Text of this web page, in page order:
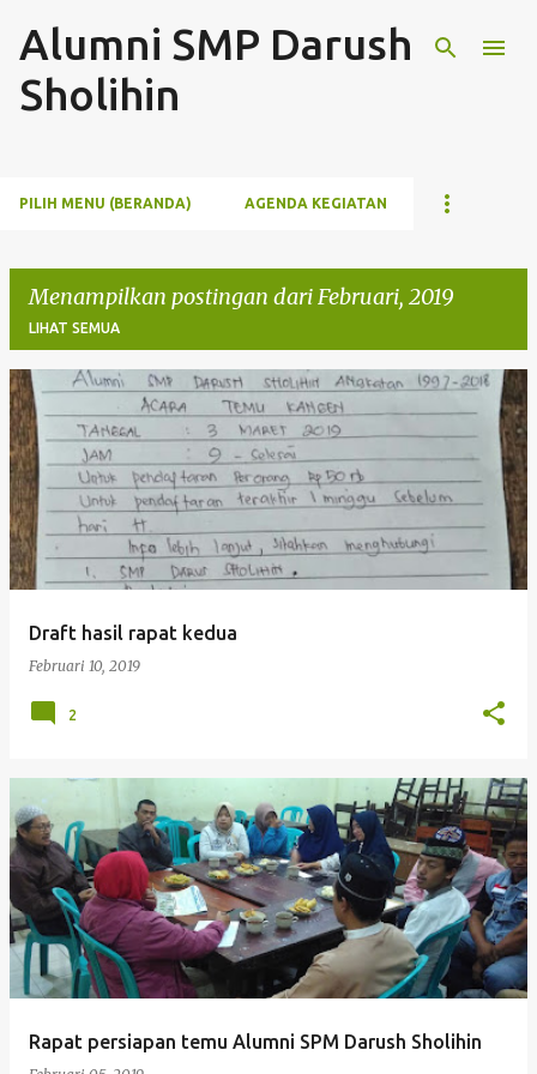
Langsung ke konten utama
Alumni SMP Darush
Sholihin
PILIH MENU (BERANDA) AGENDA KEGIATAN
Menampilkan postingan dari Februari, 2019
LIHAT SEMUA
P
o
s
t
n
Draft hasil rapat kedua
Februari 10, 2019
2
Rapat persiapan temu Alumni SPM Darush Sholihin